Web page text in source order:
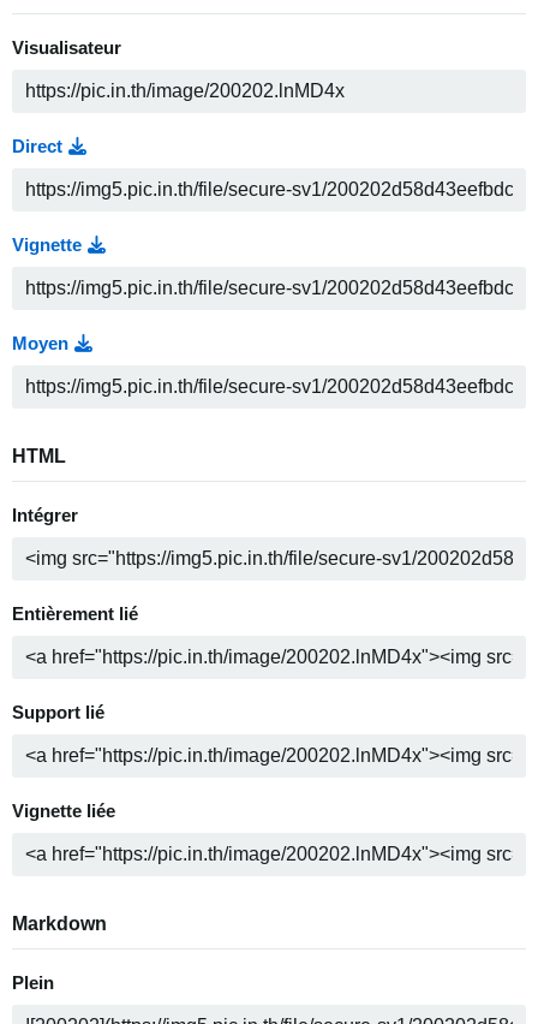
Visualisateur
Direct
Vignette
Moyen
HTML
Intégrer
Entièrement lié
Support lié
Vignette liée
Markdown
Plein